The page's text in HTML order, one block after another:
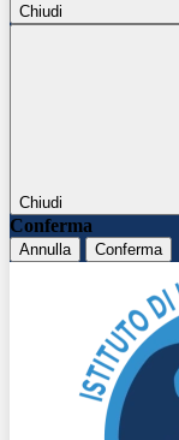
Chiudi
Chiudi
Conferma
Annulla Conferma